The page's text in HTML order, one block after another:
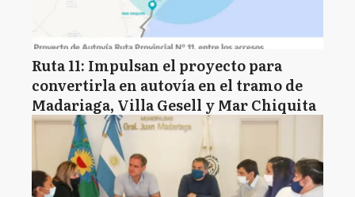
Ruta 11: Impulsan el proyecto para
convertirla en autovía en el tramo de
Madariaga, Villa Gesell y Mar Chiquita